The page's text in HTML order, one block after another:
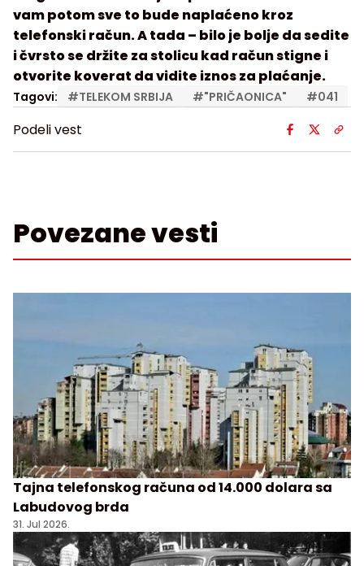
vam potom sve to bude naplaćeno kroz
telefonski račun. A tada – bilo je bolje da sedite
i čvrsto se držite za stolicu kad račun stigne i
otvorite koverat da vidite iznos za plaćanje.
Tagovi: #TELEKOM SRBIJA #"PRIČAONICA" #041
Podeli vest
Povezane vesti
Tajna telefonskog računa od 14.000 dolara sa
Labudovog brda
31. Jul 2026.